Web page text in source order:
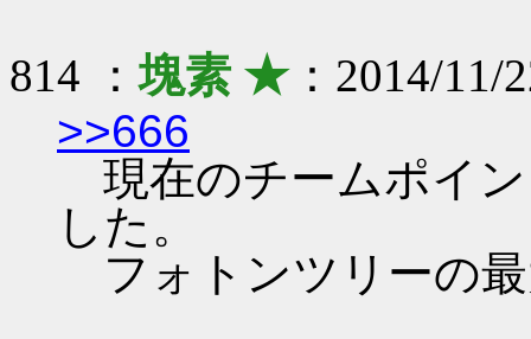
814 ：塊素 ★：2014/11/
>>666
現在のチームポイ
した。
フォトンツリーの